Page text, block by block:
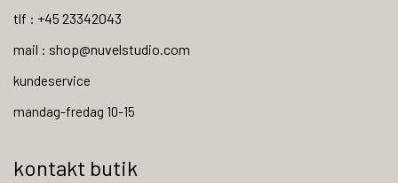
tlf : +45 23342043
mail : shop@nuvelstudio.com
kundeservice
mandag-fredag 10-15
kontakt butik